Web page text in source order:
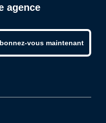
agence
vous maintenant